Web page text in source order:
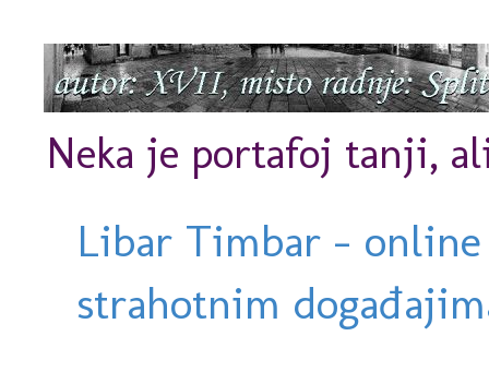
Neka je portafoj tanji,
Libar Timbar -
strahotnim